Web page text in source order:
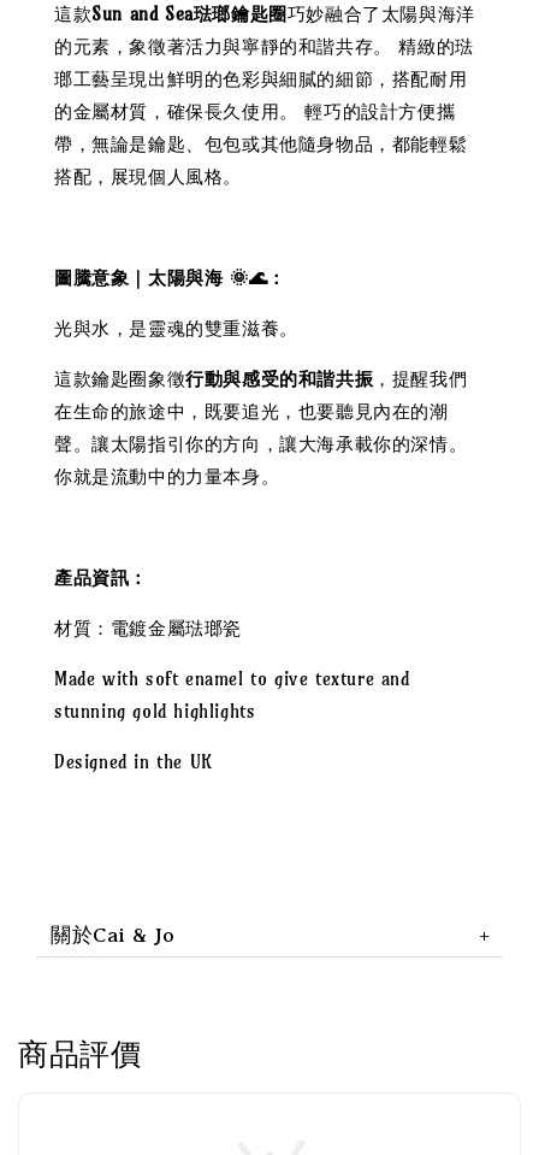
這款Sun and Sea琺瑯鑰匙圈巧妙融合了太陽與海洋
的元素，象徵著活力與寧靜的和諧共存。 精緻的琺
瑯工藝呈現出鮮明的色彩與細膩的細節，搭配耐用
的金屬材質，確保長久使用。 輕巧的設計方便攜
帶，無論是鑰匙、包包或其他隨身物品，都能輕鬆
搭配，展現個人風格。
圖騰意象｜太陽與海 🌞🌊：
光與水，是靈魂的雙重滋養。
這款鑰匙圈象徵行動與感受的和諧共振 ，提醒我們
在生命的旅途中，既要追光，也要聽見內在的潮
聲。讓太陽指引你的方向，讓大海承載你的深情。
你就是流動中的力量本身。
產品資訊：
材質：電鍍金屬琺瑯瓷
Made with soft enamel to give texture and
stunning gold highlights
Designed in the UK
關於Cai & Jo
商品評價